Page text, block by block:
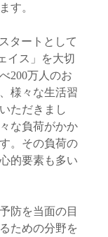
す。
タートとして
イス」を大切
200万人のお
様々な生活習
ただきまし
な負荷がかか
。その負荷の
的要素も多い
防を当面の目
ための分野を